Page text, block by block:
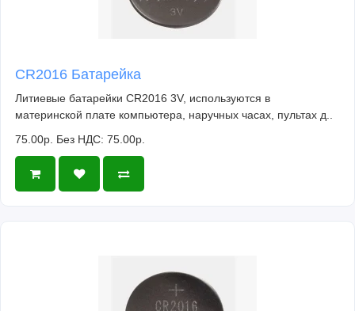
CR2016 Батарейка
Литиевые батарейки CR2016 3V, используются в
материнской плате компьютера, наручных часах, пультах д..
75.00р. Без НДС: 75.00р.